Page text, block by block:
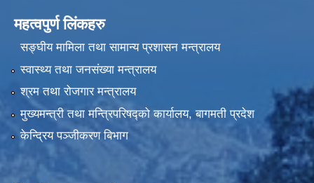
महत्वपुर्ण लिंकहरु
सङ्घीय मामिला तथा सामान्य प्रशासन मन्त्रालय
स्वास्थ्य तथा जनसंख्या मन्त्रालय
श्रम तथा रोजगार मन्त्रालय
मुख्यमन्त्री तथा मन्त्रिपरिषद्को कार्यालय, बागमती प्रदेश
केन्द्रिय पञ्जीकरण बिभाग